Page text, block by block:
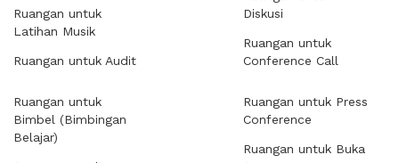
Ruangan untuk
Latihan Musik
Ruangan untuk Audit
Diskusi
Ruangan untuk
Conference Call
Ruangan untuk
Bimbel (Bimbingan
Belajar)
Ruangan untuk Press
Conference
Ruangan untuk Buka